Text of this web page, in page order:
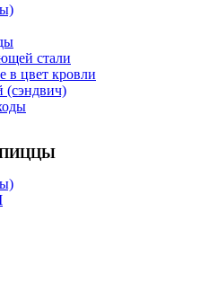
стали
цвет кровли
(сэндвич)